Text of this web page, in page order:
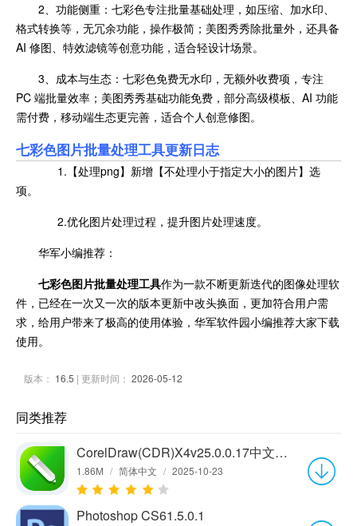
2、功能侧重：七彩色专注批量基础处理，如压缩、加水印、
格式转换等，无冗余功能，操作极简；美图秀秀除批量外，还具备
AI 修图、特效滤镜等创意功能，适合轻设计场景。
3、成本与生态：七彩色免费无水印，无额外收费项，专注
PC 端批量效率；美图秀秀基础功能免费，部分高级模板、AI 功能
需付费，移动端生态更完善，适合个人创意修图。
七彩色图片批量处理工具更新日志
1.【处理png】新增【不处理小于指定大小的图片】选
项。
2.优化图片处理过程，提升图片处理速度。
华军小编推荐：
七彩色图片批量处理工具作为一款不断更新迭代的图像处理软
件，已经在一次又一次的版本更新中改头换面，更加符合用户需
求，给用户带来了极高的使用体验，华军软件园小编推荐大家下载
使用。
版本： 16.5 | 更新时间： 2026-05-12
同类推荐
CorelDraw(CDR)X4v25.0.0.17中文绿色版
1.86M / 简体中文 / 2025-10-23
Photoshop CS61.5.0.1